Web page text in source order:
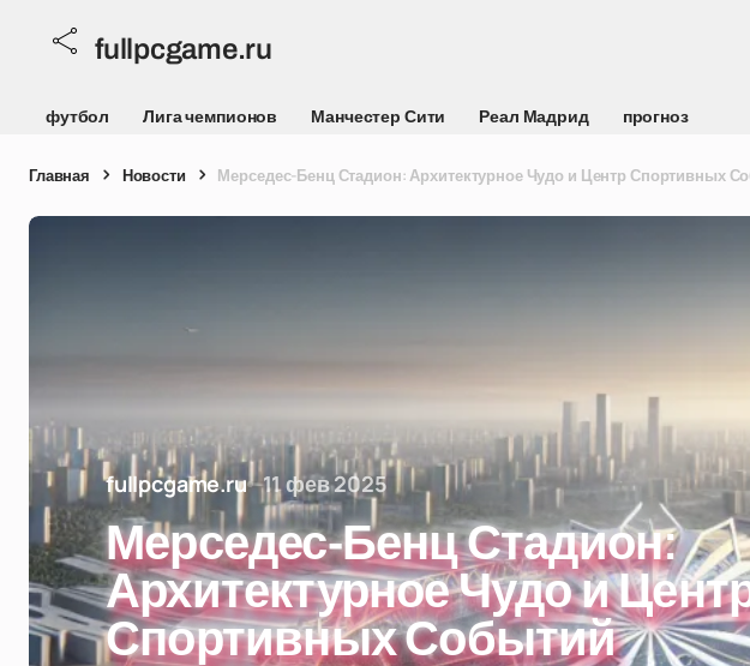
fullpcgame.ru
футбол Лига чемпионов Манчестер Сити Реал Мадрид прогноз
Главная Новости Мерседес-Бенц Стадион: Архитектурное Чудо и Центр Спортивных
fullpcgame.ru 11 фев 2025
Мерседес-Бенц Стадион:
Архитектурное Чудо и
Спортивных Событий